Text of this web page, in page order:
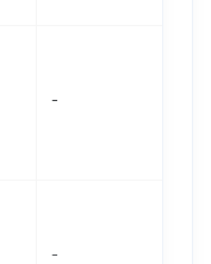
-
-